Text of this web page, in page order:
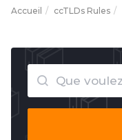
Accueil ccTLDs Rules